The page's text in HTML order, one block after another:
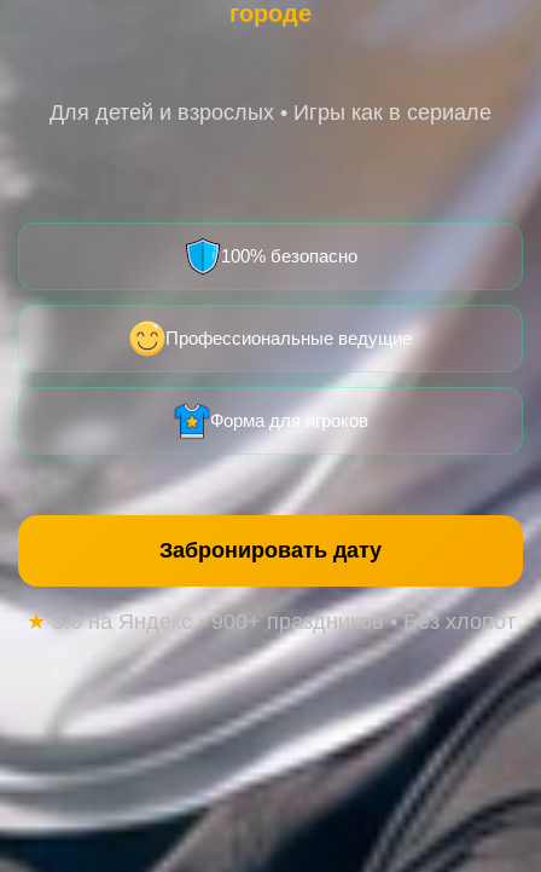
городе
Для детей и взрослых • Игры как в сериале
100% безопасно
Профессиональные ведущие
Форма для игроков
Забронировать дату
★ 5.0 на Яндекс • 900+ праздников • Без хлопот